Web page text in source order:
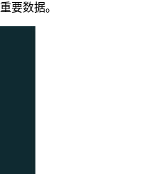
要数据。